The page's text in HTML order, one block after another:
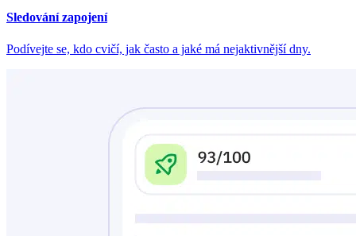
Sledování zapojení
Podívejte se, kdo cvičí, jak často a jaké má nejaktivnější dny.